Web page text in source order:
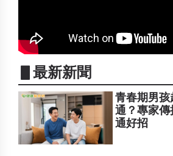
▋最新新聞
青春期男
通？專家
通好招